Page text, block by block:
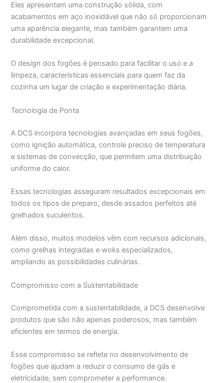
Eles apresentam uma construção sólida, com
acabamentos em aço inoxidável que não só proporcionam
uma aparência elegante, mas também garantem uma
durabilidade excepcional.
O design dos fogões é pensado para facilitar o uso e a
limpeza, características essenciais para quem faz da
cozinha um lugar de criação e experimentação diária.
Tecnologia de Ponta
A DCS incorpora tecnologias avançadas em seus fogões,
como ignição automática, controle preciso de temperatura
e sistemas de convecção, que permitem uma distribuição
uniforme do calor.
Essas tecnologias asseguram resultados excepcionais em
todos os tipos de preparo, desde assados perfeitos até
grelhados suculentos.
Além disso, muitos modelos vêm com recursos adicionais,
como grelhas integradas e woks especializados,
ampliando as possibilidades culinárias.
Compromisso com a Sustentabilidade
Comprometida com a sustentabilidade, a DCS desenvolve
produtos que são não apenas poderosos, mas também
eficientes em termos de energia.
Esse compromisso se reflete no desenvolvimento de
fogões que ajudam a reduzir o consumo de gás e
eletricidade, sem comprometer a performance.